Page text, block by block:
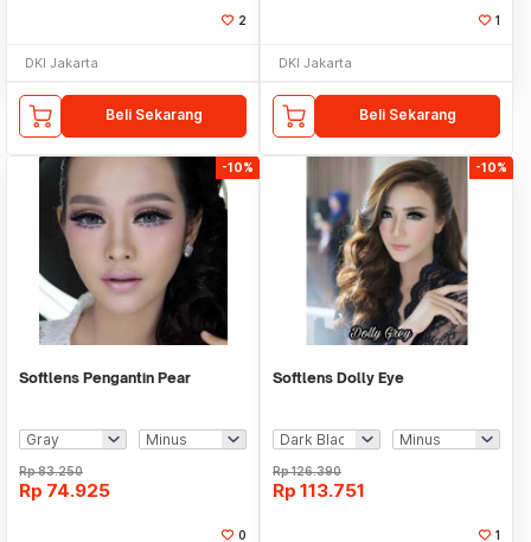
2
DKI Jakarta
Beli Sekarang
1
DKI Jakarta
Beli Sekarang
-10%
Softlens Pengantin Pear
Rp83.250
Rp 74.925
0
-10%
Softlens Dolly Eye
Rp126.390
Rp 113.751
1